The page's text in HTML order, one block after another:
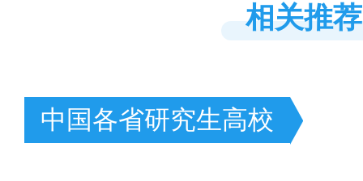
相关推荐
中国各省研究生高校